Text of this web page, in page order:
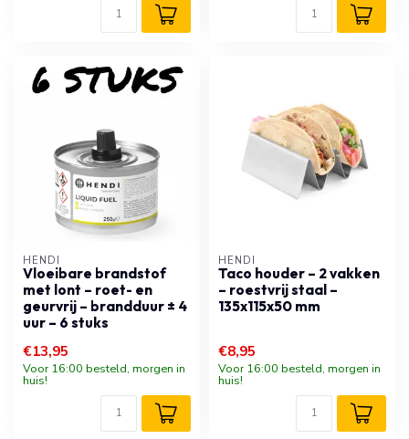
HENDI
Vloeibare brandstof
met lont – roet- en
geurvrij – brandduur ± 4
uur – 6 stuks
€13,95
Voor 16:00 besteld, morgen in
huis!
HENDI
Taco houder – 2 vakken
– roestvrij staal –
135x115x50 mm
€8,95
Voor 16:00 besteld, morgen in
huis!